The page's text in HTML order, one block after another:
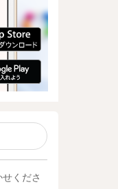
くださ